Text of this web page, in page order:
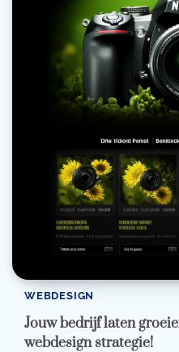
WEBDESIGN
Jouw bedrijf laten
webdesign strategie!